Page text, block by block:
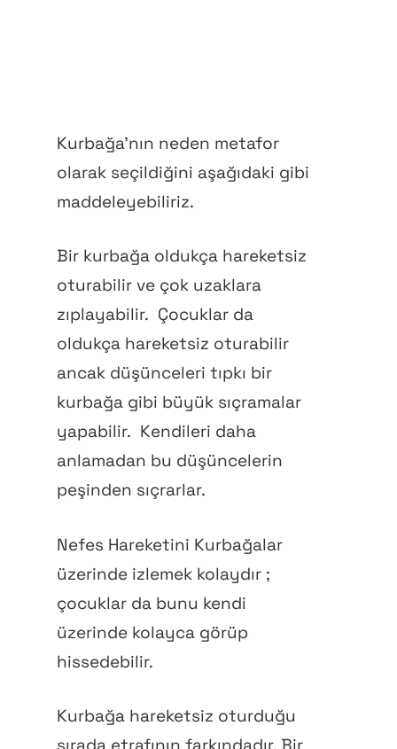
Kurbağa’nın neden metafor
olarak seçildiğini aşağıdaki gibi
maddeleyebiliriz.
Bir kurbağa oldukça hareketsiz
oturabilir ve çok uzaklara
zıplayabilir. Çocuklar da
oldukça hareketsiz oturabilir
ancak düşünceleri tıpkı bir
kurbağa gibi büyük sıçramalar
yapabilir. Kendileri daha
anlamadan bu düşüncelerin
peşinden sıçrarlar.
Nefes Hareketini Kurbağalar
üzerinde izlemek kolaydır ;
çocuklar da bunu kendi
üzerinde kolayca görüp
hissedebilir.
Kurbağa hareketsiz oturduğu